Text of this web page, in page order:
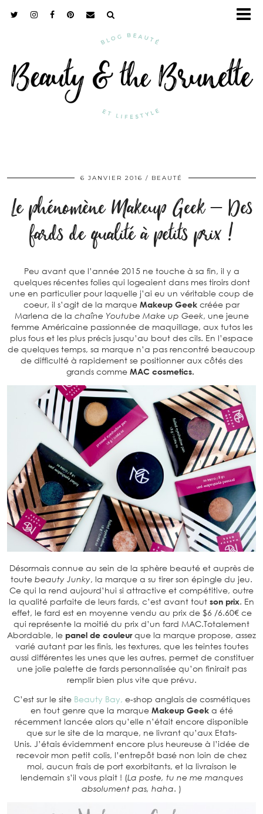
6 JANVIER 2016 BEAUTÉ
Le phénomène Makeup Geek – Des
fards de qualité à petits prix !
Peu avant que l’année 2015 ne touche à sa fin, il y a
quelques récentes folies qui logeaient dans mes tiroirs dont
une en particulier pour laquelle j’ai eu un véritable coup de
coeur, il s’agit de la marque Makeup Geek créée par
Marlena de la chaîne Youtube Make up Geek, une jeune
femme Américaine passionnée de maquillage, aux tutos les
plus fous et les plus précis jusqu’au bout des cils. En l’espace
de quelques temps, sa marque n’a pas rencontré beaucoup
de difficulté à rapidement se positionner aux côtés des
grands comme MAC cosmetics.
Désormais connue au sein de la sphère beauté et auprès de
toute beauty Junky, la marque a su tirer son épingle du jeu.
Ce qui la rend aujourd’hui si attractive et compétitive, outre
la qualité parfaite de leurs fards, c’est avant tout son prix. En
effet, le fard est en moyenne vendu au prix de $6 /6.60€ ce
qui représente la moitié du prix d’un fard MAC.Totalement
Abordable, le panel de couleurque la marque propose, assez
varié autant par les finis, les textures, que les teintes toutes
aussi différentes les unes que les autres, permet de constituer
une jolie palette de fards personnalisée qu’on finirait pas
remplir bien plus vite que prévu.
C’est sur le siteBeauty Bay, e-shop anglais de cosmétiques
en tout genre que la marque Makeup Geek a été
récemment lancée alors qu’elle n’était encore disponible
que sur le site de la marque, ne livrant qu’aux Etats-
Unis. J’étais évidemment encore plus heureuse à l’idée de
recevoir mon petit colis, l’entrepôt basé non loin de chez
moi, aucun frais de port exorbitants, et la livraison le
lendemain s’il vous plait ! (La poste, tu ne me manques
absolument pas, haha. )